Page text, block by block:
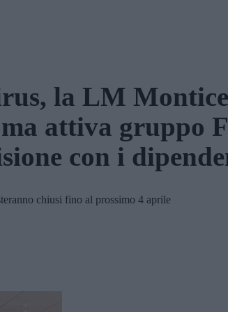
la LM
attiva gruppo
con i
chiusi fino al prossimo 4 aprile